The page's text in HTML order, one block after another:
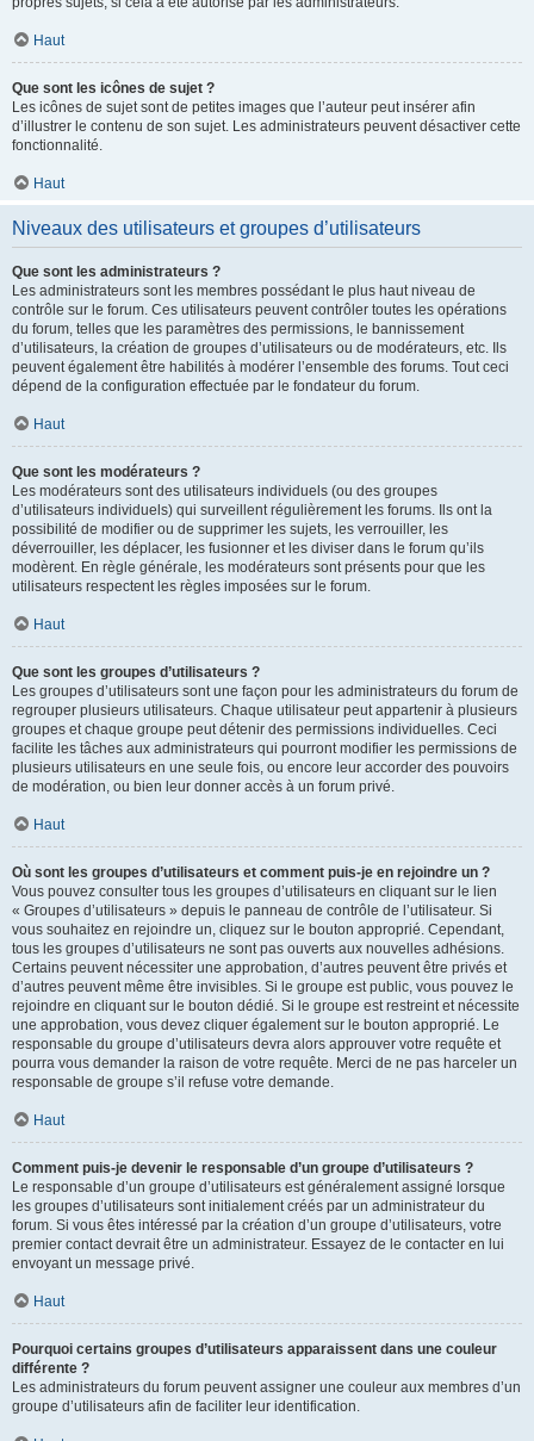
Haut
Que sont les icônes de sujet ?
Les icônes de sujet sont de petites images que l’auteur peut insérer afin
d’illustrer le contenu de son sujet. Les administrateurs peuvent désactiver cette
fonctionnalité.
Haut
Niveaux des utilisateurs et groupes d’utilisateurs
Que sont les administrateurs ?
Les administrateurs sont les membres possédant le plus haut niveau de
contrôle sur le forum. Ces utilisateurs peuvent contrôler toutes les opérations
du forum, telles que les paramètres des permissions, le bannissement
d’utilisateurs, la création de groupes d’utilisateurs ou de modérateurs, etc. Ils
peuvent également être habilités à modérer l’ensemble des forums. Tout ceci
dépend de la configuration effectuée par le fondateur du forum.
Haut
Que sont les modérateurs ?
Les modérateurs sont des utilisateurs individuels (ou des groupes
d’utilisateurs individuels) qui surveillent régulièrement les forums. Ils ont la
possibilité de modifier ou de supprimer les sujets, les verrouiller, les
déverrouiller, les déplacer, les fusionner et les diviser dans le forum qu’ils
modèrent. En règle générale, les modérateurs sont présents pour que les
utilisateurs respectent les règles imposées sur le forum.
Haut
Que sont les groupes d’utilisateurs ?
Les groupes d’utilisateurs sont une façon pour les administrateurs du forum de
regrouper plusieurs utilisateurs. Chaque utilisateur peut appartenir à plusieurs
groupes et chaque groupe peut détenir des permissions individuelles. Ceci
facilite les tâches aux administrateurs qui pourront modifier les permissions de
plusieurs utilisateurs en une seule fois, ou encore leur accorder des pouvoirs
de modération, ou bien leur donner accès à un forum privé.
Haut
Où sont les groupes d’utilisateurs et comment puis-je en rejoindre un ?
Vous pouvez consulter tous les groupes d’utilisateurs en cliquant sur le lien
« Groupes d’utilisateurs » depuis le panneau de contrôle de l’utilisateur. Si
vous souhaitez en rejoindre un, cliquez sur le bouton approprié. Cependant,
tous les groupes d’utilisateurs ne sont pas ouverts aux nouvelles adhésions.
Certains peuvent nécessiter une approbation, d’autres peuvent être privés et
d’autres peuvent même être invisibles. Si le groupe est public, vous pouvez le
rejoindre en cliquant sur le bouton dédié. Si le groupe est restreint et nécessite
une approbation, vous devez cliquer également sur le bouton approprié. Le
responsable du groupe d’utilisateurs devra alors approuver votre requête et
pourra vous demander la raison de votre requête. Merci de ne pas harceler un
responsable de groupe s’il refuse votre demande.
Haut
Comment puis-je devenir le responsable d’un groupe d’utilisateurs ?
Le responsable d’un groupe d’utilisateurs est généralement assigné lorsque
les groupes d’utilisateurs sont initialement créés par un administrateur du
forum. Si vous êtes intéressé par la création d’un groupe d’utilisateurs, votre
premier contact devrait être un administrateur. Essayez de le contacter en lui
envoyant un message privé.
Haut
Pourquoi certains groupes d’utilisateurs apparaissent dans une couleur
différente ?
Les administrateurs du forum peuvent assigner une couleur aux membres d’un
groupe d’utilisateurs afin de faciliter leur identification.